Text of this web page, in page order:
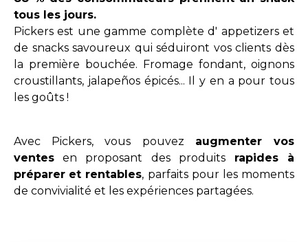
tous les jours.
Pickers est une gamme complète d' appetizers et
de snacks savoureux qui séduiront vos clients dès
la première bouchée. Fromage fondant, oignons
croustillants, jalapeños épicés... Il y en a pour tous
les goûts !
Avec Pickers, vous pouvez augmenter vos
ventes en proposant des produitsrapides à
préparer et rentables, parfaits pour les moments
de convivialité et les expériences partagées.